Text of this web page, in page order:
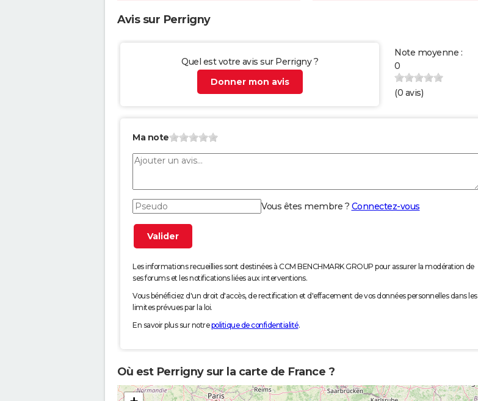
Avis sur Perrigny
Quel est votre avis sur Perrigny ?
Donner mon avis
Note moyenne :
0
(0 avis)
Ma note
Vous êtes membre ? Connectez-vous
Les informations recueillies sont destinées à CCM BENCHMARK GROUP pour assurer la modération de
ses forums et les notifications liées aux interventions.
Vous bénéficiez d'un droit d'accès, de rectification et d'effacement de vos données personnelles dans les
limites prévues par la loi.
En savoir plus sur notrepolitique de confidentialité.
Où est Perrigny sur la carte de France ?